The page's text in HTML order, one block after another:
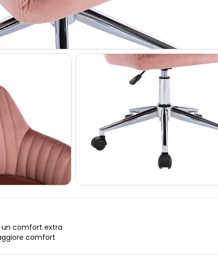
comfort extra
comfort